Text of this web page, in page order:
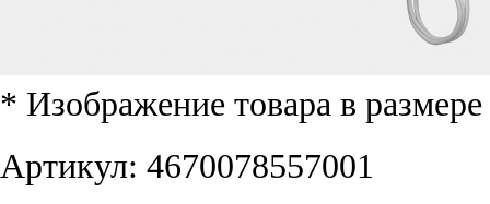
* Изображение товара в размере
Артикул: 4670078557001